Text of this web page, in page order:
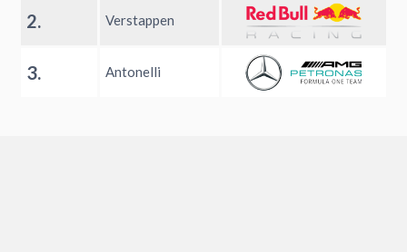
2. Verstappen
3. Antonelli